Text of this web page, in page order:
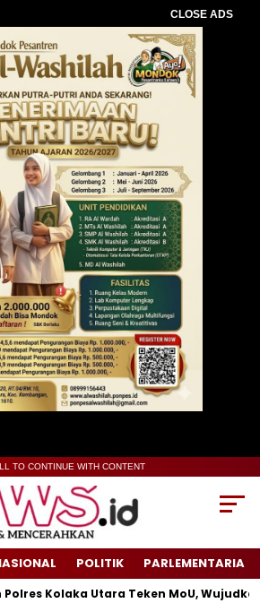
CLOSE ADS
TO CONTINUE WITH CONTENT
POLITIK PARLEMENTARIA
Kolaka Utara Teken MoU,